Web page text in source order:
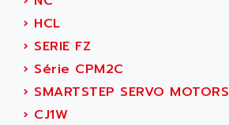
ADES
ADETEC
ADISCOM
ADITEC
› HCL
› SERIE FZ
› Série CPM2C
› SMARTSTEP SERVO MOTORS
› CJ1W